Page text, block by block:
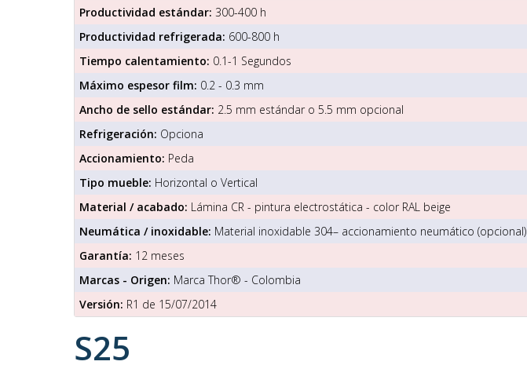
Productividad estándar: 300-400 h
Productividad refrigerada: 600-800 h
Tiempo calentamiento: 0.1-1 Segundos
Máximo espesor film: 0.2 - 0.3 mm
Ancho de sello estándar: 2.5 mm estándar o 5.5 mm opcional
Refrigeración: Opciona
Accionamiento: Peda
Tipo mueble: Horizontal o Vertical
Material / acabado: Lámina CR - pintura electrostática - color RAL beige
Neumática / inoxidable: Material inoxidable 304– accionamiento neumático (opcional)
Garantía: 12 meses
Marcas - Origen: Marca Thor® - Colombia
Versión: R1 de 15/07/2014
S25